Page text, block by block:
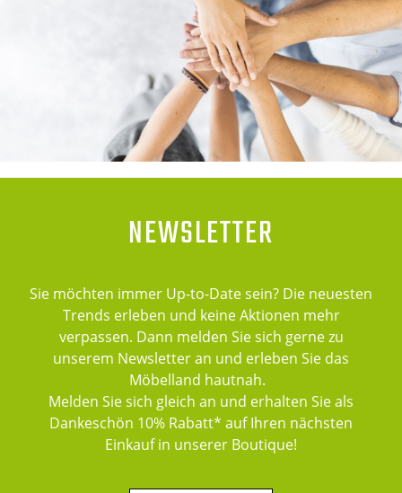
NEWSLETTER
Sie möchten immer Up-to-Date sein? Die neuesten
Trends erleben und keine Aktionen mehr
verpassen. Dann melden Sie sich gerne zu
unserem Newsletter an und erleben Sie das
Möbelland hautnah.
Melden Sie sich gleich an und erhalten Sie als
Dankeschön 10% Rabatt* auf Ihren nächsten
Einkauf in unserer Boutique!